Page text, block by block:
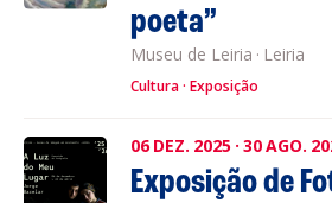
poeta”
Museu de Leiria · Leiria
Cultura Exposição
06 DEZ. 2025 · 30AGO.
Exposição de